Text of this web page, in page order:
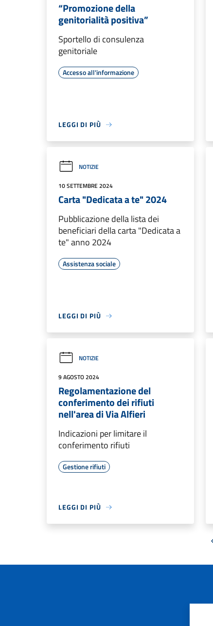
“Promozione della
genitorialità positiva”
Sportello di consulenza
genitoriale
Accesso all'informazione
LEGGI DI PIÙ
NOTIZIE
10 SETTEMBRE 2024
Carta "Dedicata a te" 2024
Pubblicazione della lista dei
beneficiari della carta "Dedicata a
te" anno 2024
Assistenza sociale
LEGGI DI PIÙ
NOTIZIE
9 AGOSTO 2024
Regolamentazione del
conferimento dei rifiuti
nell'area di Via Alfieri
Indicazioni per limitare il
conferimento rifiuti
Gestione rifiuti
LEGGI DI PIÙ